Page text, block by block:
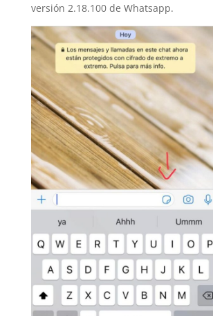
versión 2.18.100 de Whatsapp.